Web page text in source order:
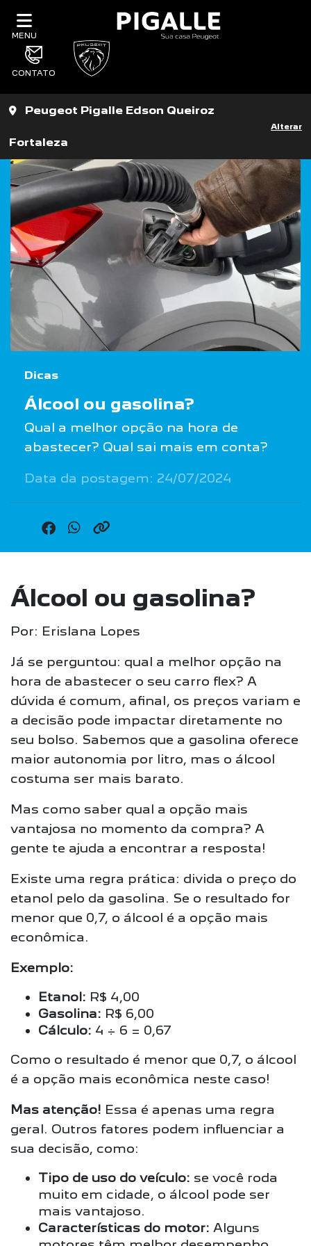
MENU
CONTATO
Fortaleza
Alterar
Dicas
Álcool ou gasolina?
Qual a melhor opção na hora de
abastecer? Qual sai mais em conta?
Data da postagem: 24/07/2024
Álcool ou gasolina?
Por: Erislana Lopes
Já se perguntou: qual a melhor opção na
hora de abastecer o seu carro flex? A
dúvida é comum, afinal, os preços variam e
a decisão pode impactar diretamente no
seu bolso. Sabemos que a gasolina oferece
maior autonomia por litro, mas o álcool
costuma ser mais barato.
Mas como saber qual a opção mais
vantajosa no momento da compra? A
gente te ajuda a encontrar a resposta!
Existe uma regra prática: divida o preço do
etanol pelo da gasolina. Se o resultado for
menor que 0,7, o álcool é a opção mais
econômica.
Exemplo:
Etanol: R$ 4,00
Gasolina: R$ 6,00
Cálculo: 4 ÷ 6 = 0,67
Como o resultado é menor que 0,7, o álcool
é a opção mais econômica neste caso!
Mas atenção! Essa é apenas uma regra
geral. Outros fatores podem influenciar a
sua decisão, como:
Tipo de uso do veículo: se você roda
muito em cidade, o álcool pode ser
mais vantajoso.
Características do motor: Alguns